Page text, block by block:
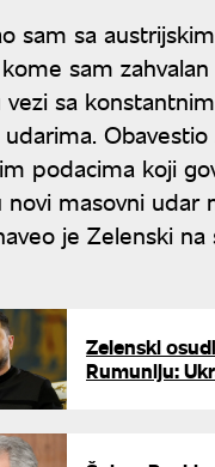
sam sa
sam
vezi sa
podacima koji
masovni udar
je Zelenski na
Zelenski
Rumuniju: